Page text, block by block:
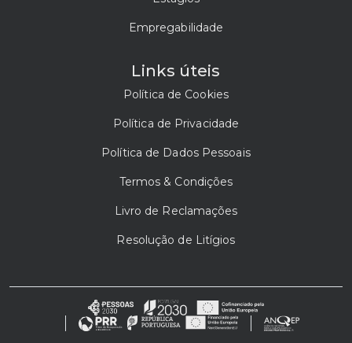
Empregabilidade
Links úteis
Política de Cookies
Política de Privacidade
Política de Dados Pessoais
Termos & Condições
Livro de Reclamações
Resolução de Litígios